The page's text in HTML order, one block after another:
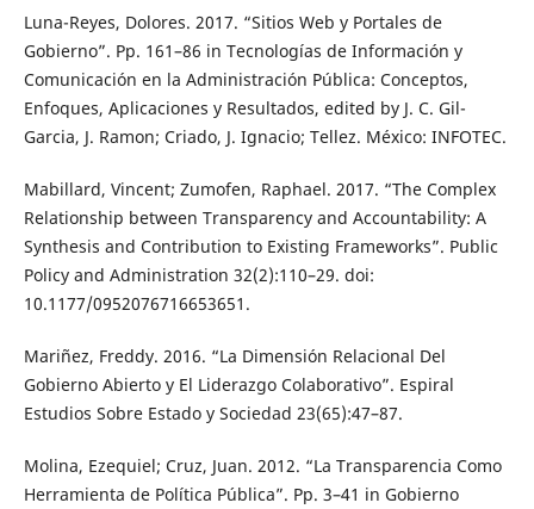
Luna-Reyes, Dolores. 2017. “Sitios Web y Portales de
Gobierno”. Pp. 161–86 in Tecnologías de Información y
Comunicación en la Administración Pública: Conceptos,
Enfoques, Aplicaciones y Resultados, edited by J. C. Gil-
Garcia, J. Ramon; Criado, J. Ignacio; Tellez. México: INFOTEC.
Mabillard, Vincent; Zumofen, Raphael. 2017. “The Complex
Relationship between Transparency and Accountability: A
Synthesis and Contribution to Existing Frameworks”. Public
Policy and Administration 32(2):110–29. doi:
10.1177/0952076716653651.
Mariñez, Freddy. 2016. “La Dimensión Relacional Del
Gobierno Abierto y El Liderazgo Colaborativo”. Espiral
Estudios Sobre Estado y Sociedad 23(65):47–87.
Molina, Ezequiel; Cruz, Juan. 2012. “La Transparencia Como
Herramienta de Política Pública”. Pp. 3–41 in Gobierno